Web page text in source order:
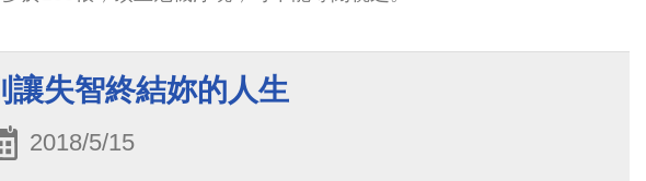
讓失智終結妳的人生
2018/5/15